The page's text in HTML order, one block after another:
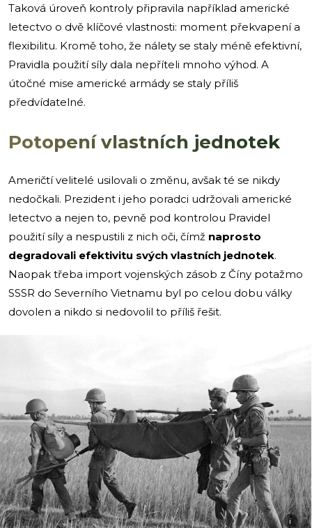
Taková úroveň kontroly připravila například americké
letectvo o dvě klíčové vlastnosti: moment překvapení a
flexibilitu. Kromě toho, že nálety se staly méně efektivní,
Pravidla použití síly dala nepříteli mnoho výhod. A
útočné mise americké armády se staly příliš
předvídatelné.
Potopení vlastních jednotek
Američtí velitelé usilovali o změnu, avšak té se nikdy
nedočkali. Prezident i jeho poradci udržovali americké
letectvo a nejen to, pevně pod kontrolou Pravidel
použití síly a nespustili z nich oči, čímž naprosto
degradovali efektivitu svých vlastních jednotek.
Naopak třeba import vojenských zásob z Číny potažmo
SSSR do Severního Vietnamu byl po celou dobu války
dovolen a nikdo si nedovolil to příliš řešit.
i